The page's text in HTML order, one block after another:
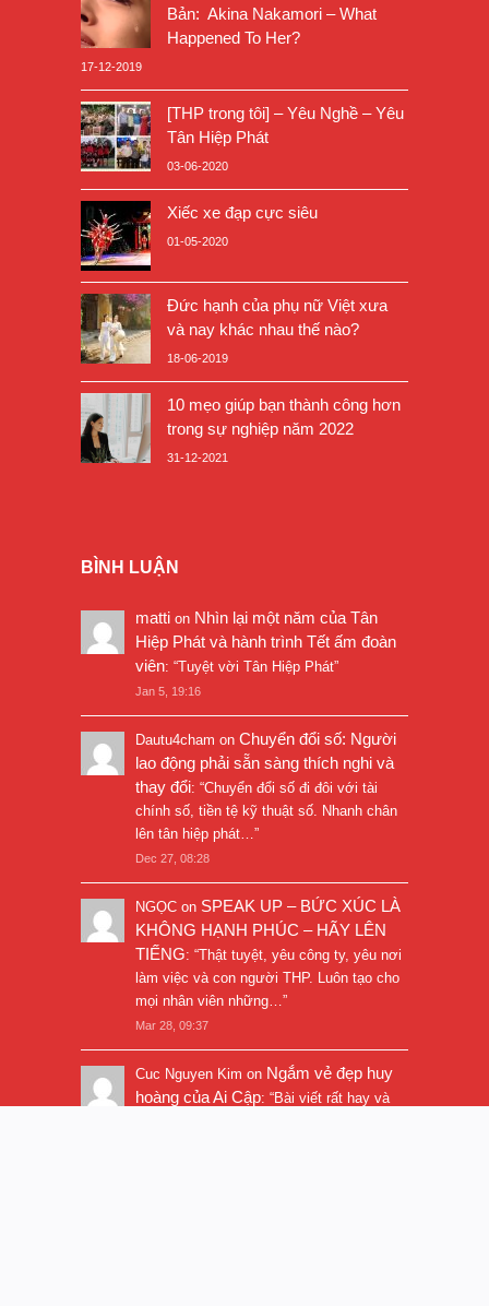
Bản: Akina Nakamori – What
Happened To Her?
17-12-2019
[THP trong tôi] – Yêu Nghề – Yêu
Tân Hiệp Phát
03-06-2020
Xiếc xe đạp cực siêu
01-05-2020
Đức hạnh của phụ nữ Việt xưa
và nay khác nhau thế nào?
18-06-2019
10 mẹo giúp bạn thành công hơn
trong sự nghiệp năm 2022
31-12-2021
BÌNH LUẬN
matti on Nhìn lại một năm của Tân
Hiệp Phát và hành trình Tết ấm đoàn
viên: “Tuyệt vời Tân Hiệp Phát”
Jan 5, 19:16
Dautu4cham on Chuyển đổi số: Người
lao động phải sẵn sàng thích nghi và
thay đổi: “Chuyển đổi số đi đôi với tài
chính số, tiền tệ kỹ thuật số. Nhanh chân
lên tân hiệp phát… ”
Dec 27, 08:28
NGỌC on SPEAK UP – BỨC XÚC LÀ
KHÔNG HẠNH PHÚC – HÃY LÊN
TIẾNG: “Thật tuyệt, yêu công ty, yêu nơi
làm việc và con người THP. Luôn tạo cho
mọi nhân viên những… ”
Mar 28, 09:37
Cuc Nguyen Kim on Ngắm vẻ đẹp huy
hoàng của Ai Cập: “Bài viết rất hay và